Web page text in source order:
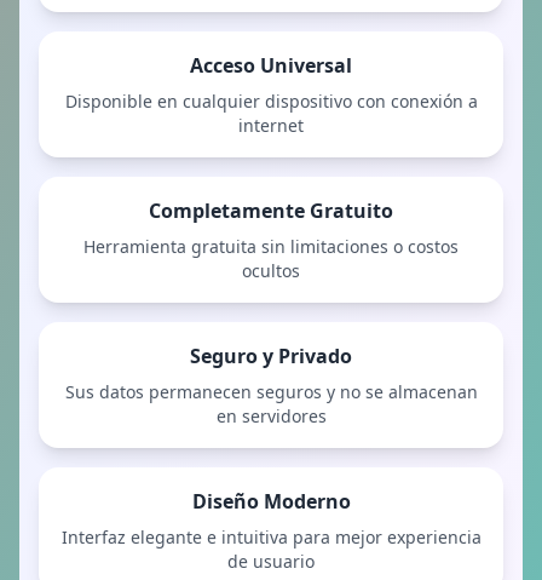
Acceso Universal
Disponible en cualquier dispositivo con conexión a
internet
Completamente Gratuito
Herramienta gratuita sin limitaciones o costos
ocultos
Seguro y Privado
Sus datos permanecen seguros y no se almacenan
en servidores
Diseño Moderno
Interfaz elegante e intuitiva para mejor experiencia
de usuario